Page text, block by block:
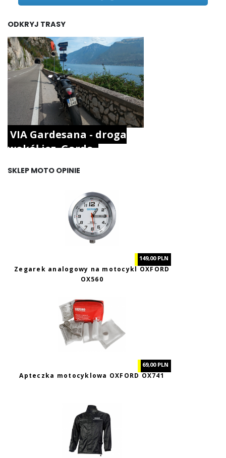
ODKRYJ TRASY
VIA Gardesana - droga
wokół jez. Garda.
SKLEP MOTO OPINIE
149,00 PLN
Zegarek analogowy na motocykl OXFORD
OX560
69,00 PLN
Apteczka motocyklowa OXFORD OX741